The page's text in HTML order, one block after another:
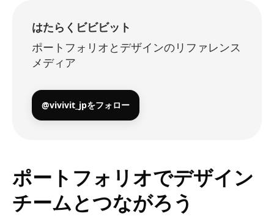
はたらくビビビット
ポートフォリオとデザインのリファレンス
メディア
@vivivit_jpをフォロー
ポートフォリオでデザイン
チームとつながろう